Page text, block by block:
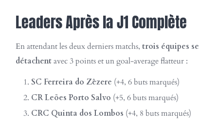
Leaders Après la J1 Complète
En attendant les deux derniers matchs, trois équipes se
détachentavec 3 points et un goal-average flatteur :
SC Ferreira do Zêzere (+4, 6 buts marqués)
CR Leões Porto Salvo (+5, 6 buts marqués)
CRC Quinta dos Lombos (+4, 8 buts marqués)